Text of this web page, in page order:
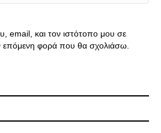
email, και τον ιστότοπο μου σε
επόμενη φορά που θα σχολιάσω.